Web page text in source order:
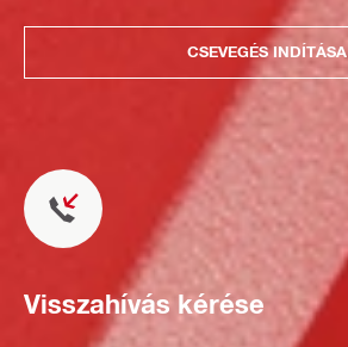
CSEVEGÉS INDÍTÁSA
Visszahívás kérése